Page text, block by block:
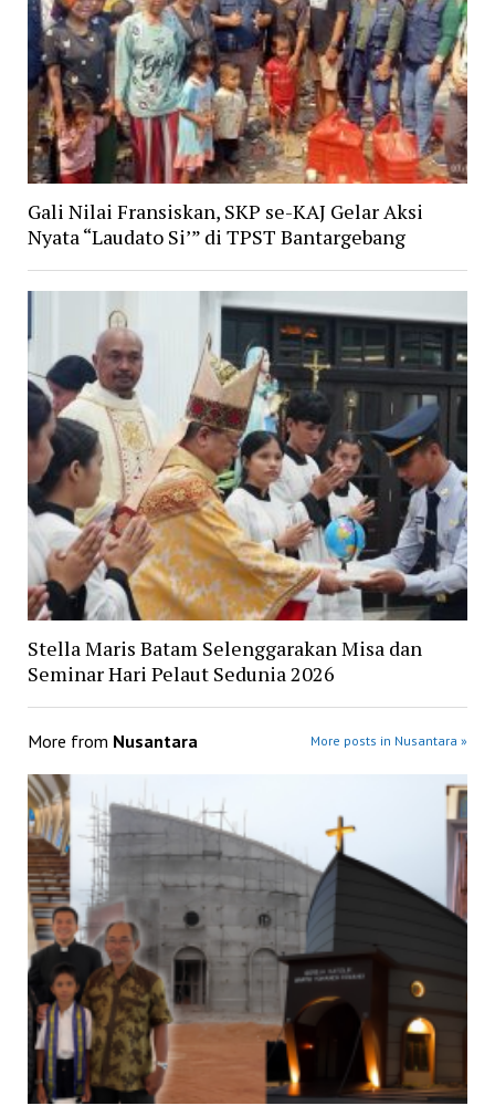
Gali Nilai Fransiskan, SKP se-KAJ Gelar Aksi
Nyata “Laudato Si’” di TPST Bantargebang
Stella Maris Batam Selenggarakan Misa dan
Seminar Hari Pelaut Sedunia 2026
More from Nusantara More posts in Nusantara »